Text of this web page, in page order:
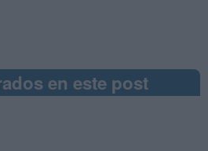
en este post